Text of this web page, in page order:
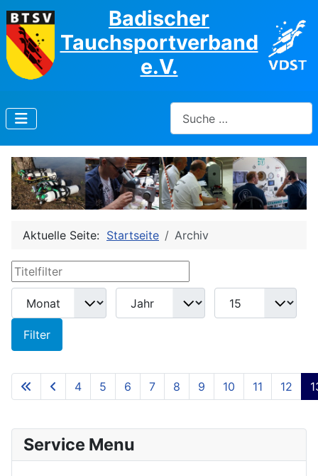
Badischer
Tauchsportverband
e.V.
Service Menu
Aktuelle Seite: Startseite Archiv
Filter
Titelfilter
Monat
Jahr Anzeige #
Filter
Seite 13 von 13
4 5 6 7 8 9 10 11 12